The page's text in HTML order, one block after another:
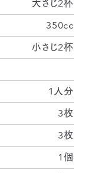
大さじ2杯
350cc
小さじ2杯
1人分
3枚
3枚
1個